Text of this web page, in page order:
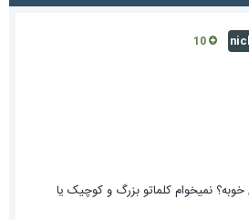
نمیخوام کلماتو بزرگ و کوچیک یا